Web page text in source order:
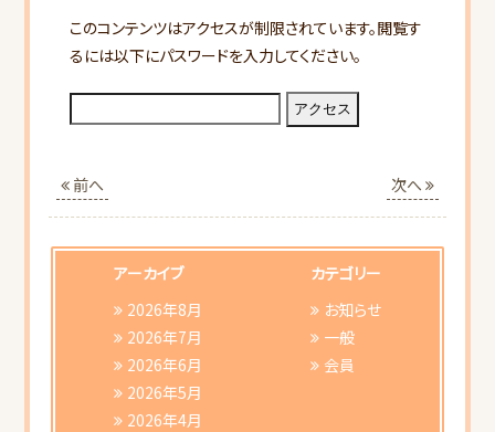
このコンテンツはアクセスが制限されています。閲覧す
るには以下にパスワードを入力してください。
前へ 次へ
アーカイブ
2026年8月
2026年7月
2026年6月
2026年5月
2026年4月
カテゴリー
お知らせ
一般
会員
当会について
行事スケジュール
会員向けご案内
研修会ご案内